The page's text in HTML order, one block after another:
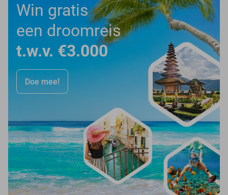
Win gratis
een droomreis
t.w.v. €3.000
Doe mee!